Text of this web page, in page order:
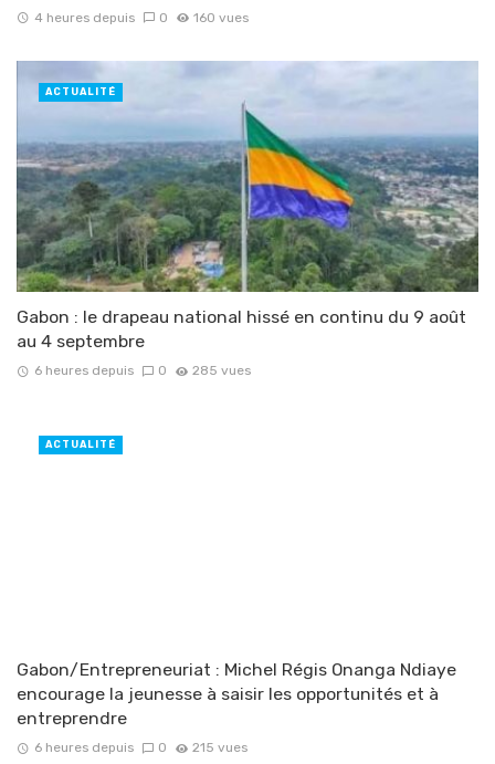
4 heures depuis 0 160 vues
Gabon : le drapeau national hissé en continu du 9 août
au 4 septembre
6 heures depuis 0 285 vues
ACTUALITÉ
Gabon/Entrepreneuriat : Michel Régis Onanga Ndiaye
encourage la jeunesse à saisir les opportunités et à
entreprendre
6 heures depuis 0 215 vues
ACTUALITÉ